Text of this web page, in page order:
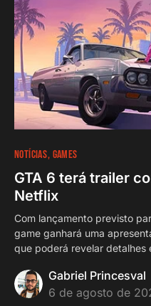
NOTÍCIAS GAMES
GTA 6 terá trailer
Netflix
Com lançamento previsto
game ganhará uma
que poderá revelar detalhes
Gabriel Princesval
6 de agosto de